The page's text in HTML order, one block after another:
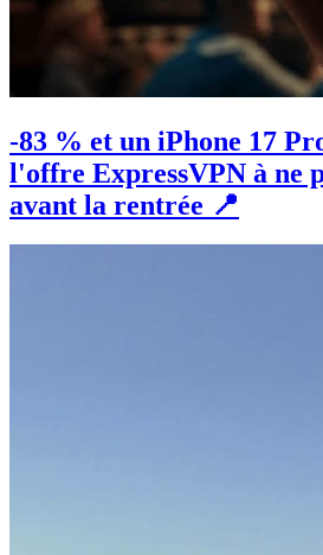
-83 % et un iPhone 17
l'offre ExpressVPN à ne
avant la rentrée 📍